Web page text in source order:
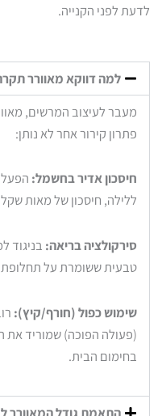
לדעת לפני הקנייה.
למה דווקא מאוורר
מעבר לעיצוב המרשים,
פתרון קירור אחר לא נותן:
חיסכון אדיר בחשמל:
ללילה, חיסכון של מאות
סירקולציה בריאה: בניגוד
טבעית ששומרת על תחלופת
שימוש כפול (חורף/קיץ):
(פעולה הפוכה) שמוריד את
בחימום הבית.